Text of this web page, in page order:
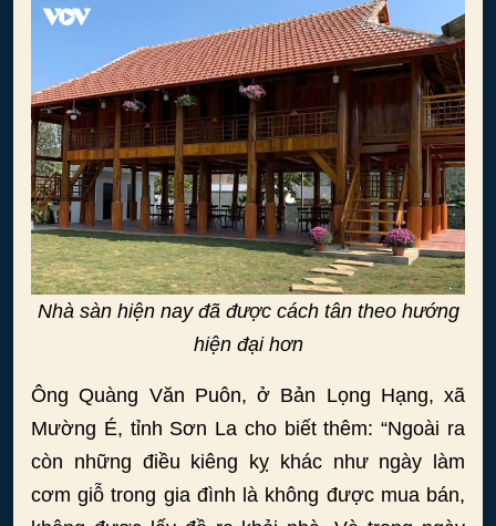
Nhà sàn hiện nay đã được cách tân theo hướng
hiện đại hơn
Ông Quàng Văn Puôn, ở Bản Lọng Hạng, xã
Mường É, tỉnh Sơn La cho biết thêm: “Ngoài ra
còn những điều kiêng kỵ khác như ngày làm
cơm giỗ trong gia đình là không được mua bán,